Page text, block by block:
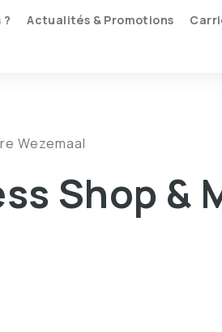
? Actualités & Promotions
Wezemaal
Shop &